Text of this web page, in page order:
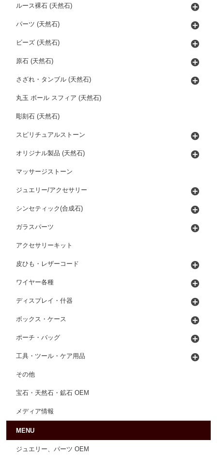
ルース裸石 (天然石)
パーツ (天然石)
ビーズ (天然石)
原石 (天然石)
さざれ・タンブル (天然石)
丸玉 ボール スフィア (天然石)
彫刻石 (天然石)
スピリチュアルストーン
オリジナル製品 (天然石)
マッサージストーン
ジュエリー/アクセサリー
シンセティック(合成石)
ガラスパーツ
アクセサリーキット
皮ひも・レザーコード
ワイヤー各種
ディスプレイ・什器
ボックス・ケース
ポーチ・バッグ
工具・ツール・ケア用品
その他
宝石・天然石・鉱石 OEM
メディア情報
MENU
ジュエリー、パーツ OEM